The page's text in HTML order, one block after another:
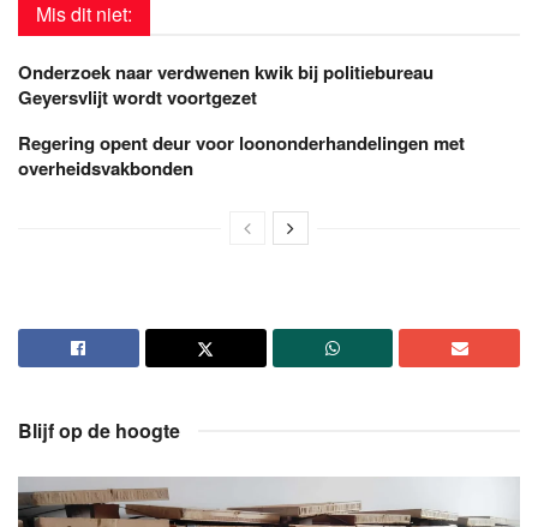
Mis dit niet:
Onderzoek naar verdwenen kwik bij politiebureau
Geyersvlijt wordt voortgezet
Regering opent deur voor loononderhandelingen met
overheidsvakbonden
Blijf op de hoogte